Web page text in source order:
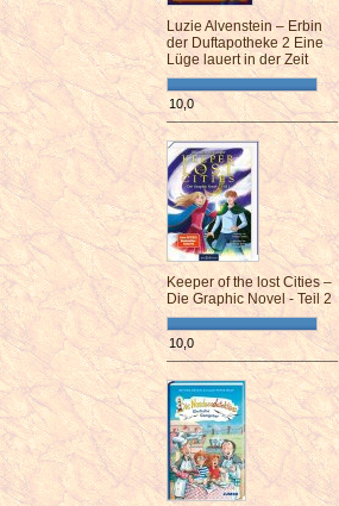
Luzie Alvenstein – Erbin
der Duftapotheke 2 Eine
Lüge lauert in der Zeit
10,0
¯¯¯¯¯¯¯¯¯¯¯¯¯¯¯¯¯¯¯¯¯¯¯¯
Keeper of the lost Cities –
Die Graphic Novel - Teil 2
10,0
¯¯¯¯¯¯¯¯¯¯¯¯¯¯¯¯¯¯¯¯¯¯¯¯